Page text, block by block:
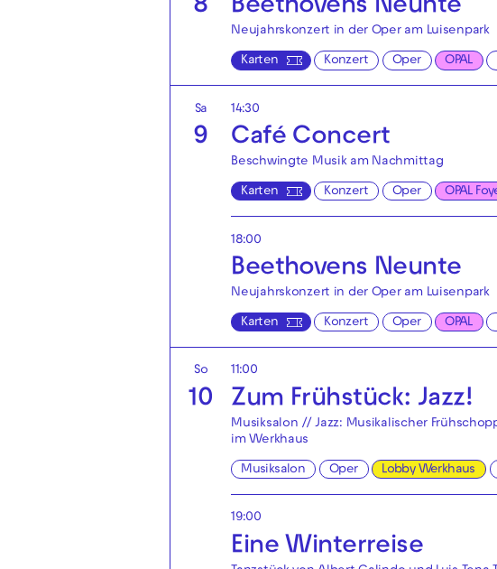
8 Beethovens Neunte
Neujahrskonzert in der Oper am Luisenpark
Karten Konzert Oper OPAL
Sa
9
14:30
Café Concert
Beschwingte Musik am Nachmittag
Karten Konzert Oper OPAL
18:00
Beethovens Neunte
Neujahrskonzert in der Oper am Luisenpark
Karten Konzert Oper OPAL
So
10
11:00
Zum Frühstück: Jazz!
Musiksalon // Jazz: Musikalischer
im Werkhaus
Musiksalon Oper Lobby Werkhaus
19:00
Eine Winterreise